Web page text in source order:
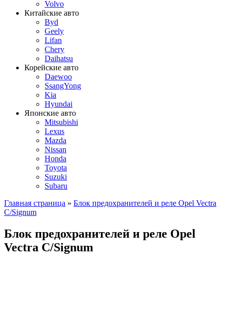
Volvo
Китайские авто
Byd
Geely
Lifan
Chery
Daihatsu
Корейские авто
Daewoo
SsangYong
Kia
Hyundai
Японские авто
Mitsubishi
Lexus
Mazda
Nissan
Honda
Toyota
Suzuki
Subaru
Главная страница » Блок предохранителей и реле Opel Vectra
C/Signum
Блок предохранителей и реле Opel
Vectra C/Signum